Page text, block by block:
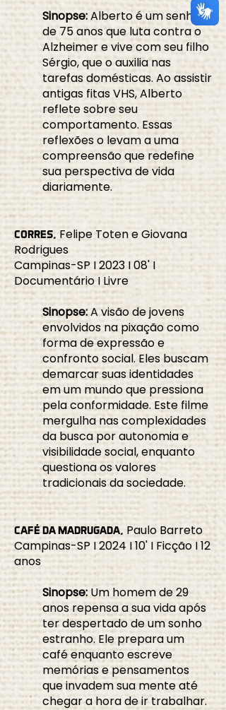
Sinopse:Alberto é um senhor
de 75 anos que luta contra o
Alzheimer e vive com seu filho
Sérgio, que o auxilia nas
tarefas domésticas. Ao assistir
antigas fitas VHS, Alberto
reflete sobre seu
comportamento. Essas
reflexões o levam a uma
compreensão que redefine
sua perspectiva de vida
diariamente.
CORRES,Felipe Toten e Giovana
Rodrigues
Campinas-SP I 2023 I 08' I
Documentário I Livre
Sinopse:A visão de jovens
envolvidos na pixação como
forma de expressão e
confronto social. Eles buscam
demarcar suas identidades
em um mundo que pressiona
pela conformidade. Este filme
mergulha nas complexidades
da busca por autonomia e
visibilidade social, enquanto
questiona os valores
tradicionais da sociedade.
CAFÉ DA MADRUGADA, Paulo Barreto
Campinas-SP I 2024 I 10' I Ficção I 12
anos
Sinopse: Um homem de 29
anos repensa a sua vida após
ter despertado de um sonho
estranho. Ele prepara um
café enquanto escreve
memórias e pensamentos
que invadem sua mente até
chegar a hora de ir trabalhar.